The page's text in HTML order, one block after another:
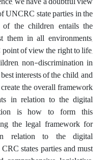
UNCRC state parties in the
the children entails the
them in all environments,
of view the right to life,
non-discrimination in
interests of the child, and
the overall framework
in relation to the digital
is how to form this
the legal framework for
relation to the digital
states parties and must